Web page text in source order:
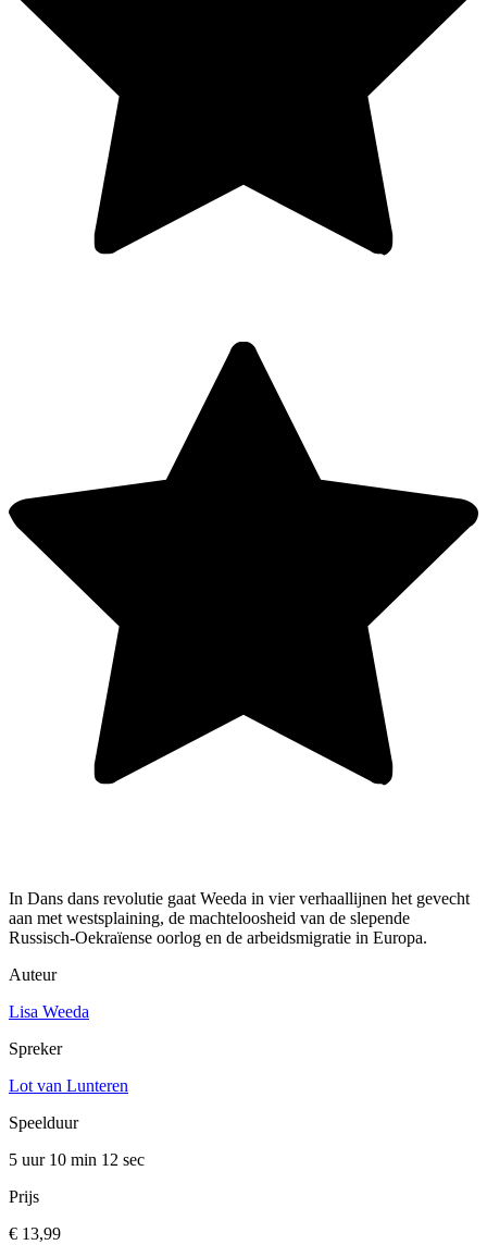
In Dans dans revolutie gaat Weeda in vier verhaallijnen het gevecht
aan met westsplaining, de machteloosheid van de slepende
Russisch-Oekraïense oorlog en de arbeidsmigratie in Europa.
Auteur
Lisa Weeda
Spreker
Lot van Lunteren
Speelduur
5 uur 10 min 12 sec
Prijs
€ 13,99